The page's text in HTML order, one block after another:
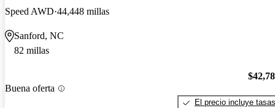
Speed AWD 44,448 millas
Sanford, NC
82 millas
Buena oferta
El precio incluye tasas